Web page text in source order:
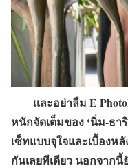
และอย่าลืม E
หนักจัดเต็มของ ‘นิ่ม-ธ
เซ็ทแบบจุใจและเบื้อง
กันเลยทีเดียว นอกจาก